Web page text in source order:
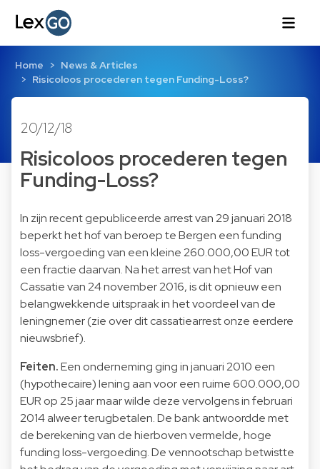
Home
News & Articles
Risicoloos procederen tegen Funding-Loss?
20/12/18
Risicoloos procederen tegen
Funding-Loss?
In zijn recent gepubliceerde arrest van 29 januari 2018
beperkt het hof van beroep te Bergen een funding
loss-vergoeding van een kleine 260.000,00 EUR tot
een fractie daarvan. Na het arrest van het Hof van
Cassatie van 24 november 2016, is dit opnieuw een
belangwekkende uitspraak in het voordeel van de
leningnemer (zie over dit cassatiearrest onze eerdere
nieuwsbrief).
Feiten.Een onderneming ging in januari 2010 een
(hypothecaire) lening aan voor een ruime 600.000,00
EUR op 25 jaar maar wilde deze vervolgens in februari
2014 alweer terugbetalen. De bank antwoordde met
de berekening van de hierboven vermelde, hoge
funding loss-vergoeding. De vennootschap betwistte